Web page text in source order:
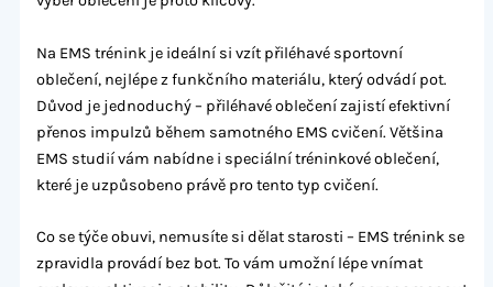
Na EMS trénink je ideální si vzít přiléhavé sportovní
oblečení, nejlépe z funkčního materiálu, který odvádí pot.
Důvod je jednoduchý – přiléhavé oblečení zajistí efektivní
přenos impulzů během samotného EMS cvičení. Většina
EMS studií vám nabídne i speciální tréninkové oblečení,
které je uzpůsobeno právě pro tento typ cvičení.
Co se týče obuvi, nemusíte si dělat starosti – EMS trénink se
zpravidla provádí bez bot. To vám umožní lépe vnímat